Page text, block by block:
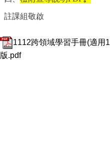
註課組敬啟
1112跨領域學習手冊(適用
版.pdf